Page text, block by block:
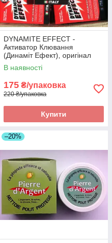
DYNAMITE EFFECT -
Активатор Клювання
(Динаміт Ефект), оригінал
В наявності
175 ₴/упаковка
220 ₴/упаковка
Купити
–20%